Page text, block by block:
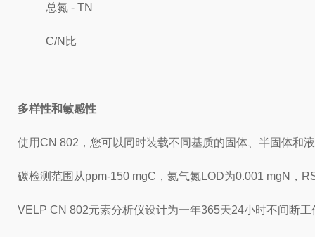
总氮 - TN
C/N比
多样性和敏感性
使用CN 802，您可以同时装载不同基质的固体、半固体和
碳检测范围从ppm-150 mgC，氦气氮LOD为0.001 mgN，
VELP CN 802元素分析仪设计为一年365天24小时不间断